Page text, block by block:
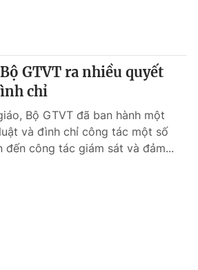
GTVT ra nhiều quyết
chỉ
Bộ GTVT đã ban hành một
và đình chỉ công tác một số
đến công tác giám sát và đảm...